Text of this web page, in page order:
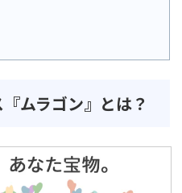
ムラゴン』とは？